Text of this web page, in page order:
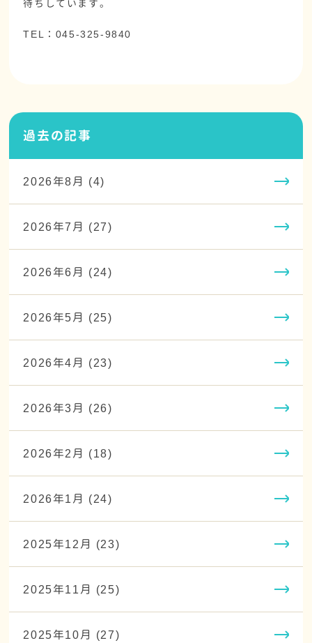
待ちしています。
TEL：045-325-9840
過去の記事
2026年8月 (4)
2026年7月 (27)
2026年6月 (24)
2026年5月 (25)
2026年4月 (23)
2026年3月 (26)
2026年2月 (18)
2026年1月 (24)
2025年12月 (23)
2025年11月 (25)
2025年10月 (27)